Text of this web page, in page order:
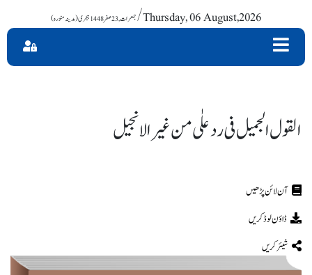
/ Thursday, 06 August,2026
القول الجمیل فی رد علٰی من غیر الانجیل
ڈاؤن لوڈ کریں
شیئر کریں